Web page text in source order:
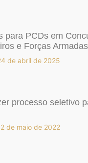
para PCDs em
e Forças
de abril de 2025
processo seletivo
de maio de 2022